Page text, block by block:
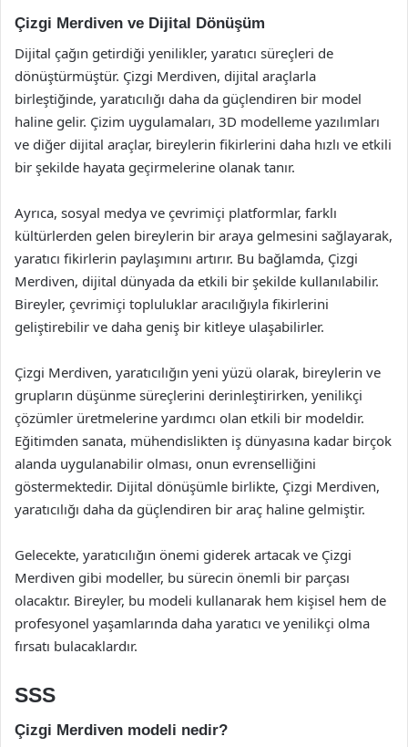
Çizgi Merdiven ve Dijital Dönüşüm
Dijital çağın getirdiği yenilikler, yaratıcı süreçleri de
dönüştürmüştür. Çizgi Merdiven, dijital araçlarla
birleştiğinde, yaratıcılığı daha da güçlendiren bir model
haline gelir. Çizim uygulamaları, 3D modelleme yazılımları
ve diğer dijital araçlar, bireylerin fikirlerini daha hızlı ve etkili
bir şekilde hayata geçirmelerine olanak tanır.
Ayrıca, sosyal medya ve çevrimiçi platformlar, farklı
kültürlerden gelen bireylerin bir araya gelmesini sağlayarak,
yaratıcı fikirlerin paylaşımını artırır. Bu bağlamda, Çizgi
Merdiven, dijital dünyada da etkili bir şekilde kullanılabilir.
Bireyler, çevrimiçi topluluklar aracılığıyla fikirlerini
geliştirebilir ve daha geniş bir kitleye ulaşabilirler.
Çizgi Merdiven, yaratıcılığın yeni yüzü olarak, bireylerin ve
grupların düşünme süreçlerini derinleştirirken, yenilikçi
çözümler üretmelerine yardımcı olan etkili bir modeldir.
Eğitimden sanata, mühendislikten iş dünyasına kadar birçok
alanda uygulanabilir olması, onun evrenselliğini
göstermektedir. Dijital dönüşümle birlikte, Çizgi Merdiven,
yaratıcılığı daha da güçlendiren bir araç haline gelmiştir.
Gelecekte, yaratıcılığın önemi giderek artacak ve Çizgi
Merdiven gibi modeller, bu sürecin önemli bir parçası
olacaktır. Bireyler, bu modeli kullanarak hem kişisel hem de
profesyonel yaşamlarında daha yaratıcı ve yenilikçi olma
fırsatı bulacaklardır.
SSS
Çizgi Merdiven modeli nedir?